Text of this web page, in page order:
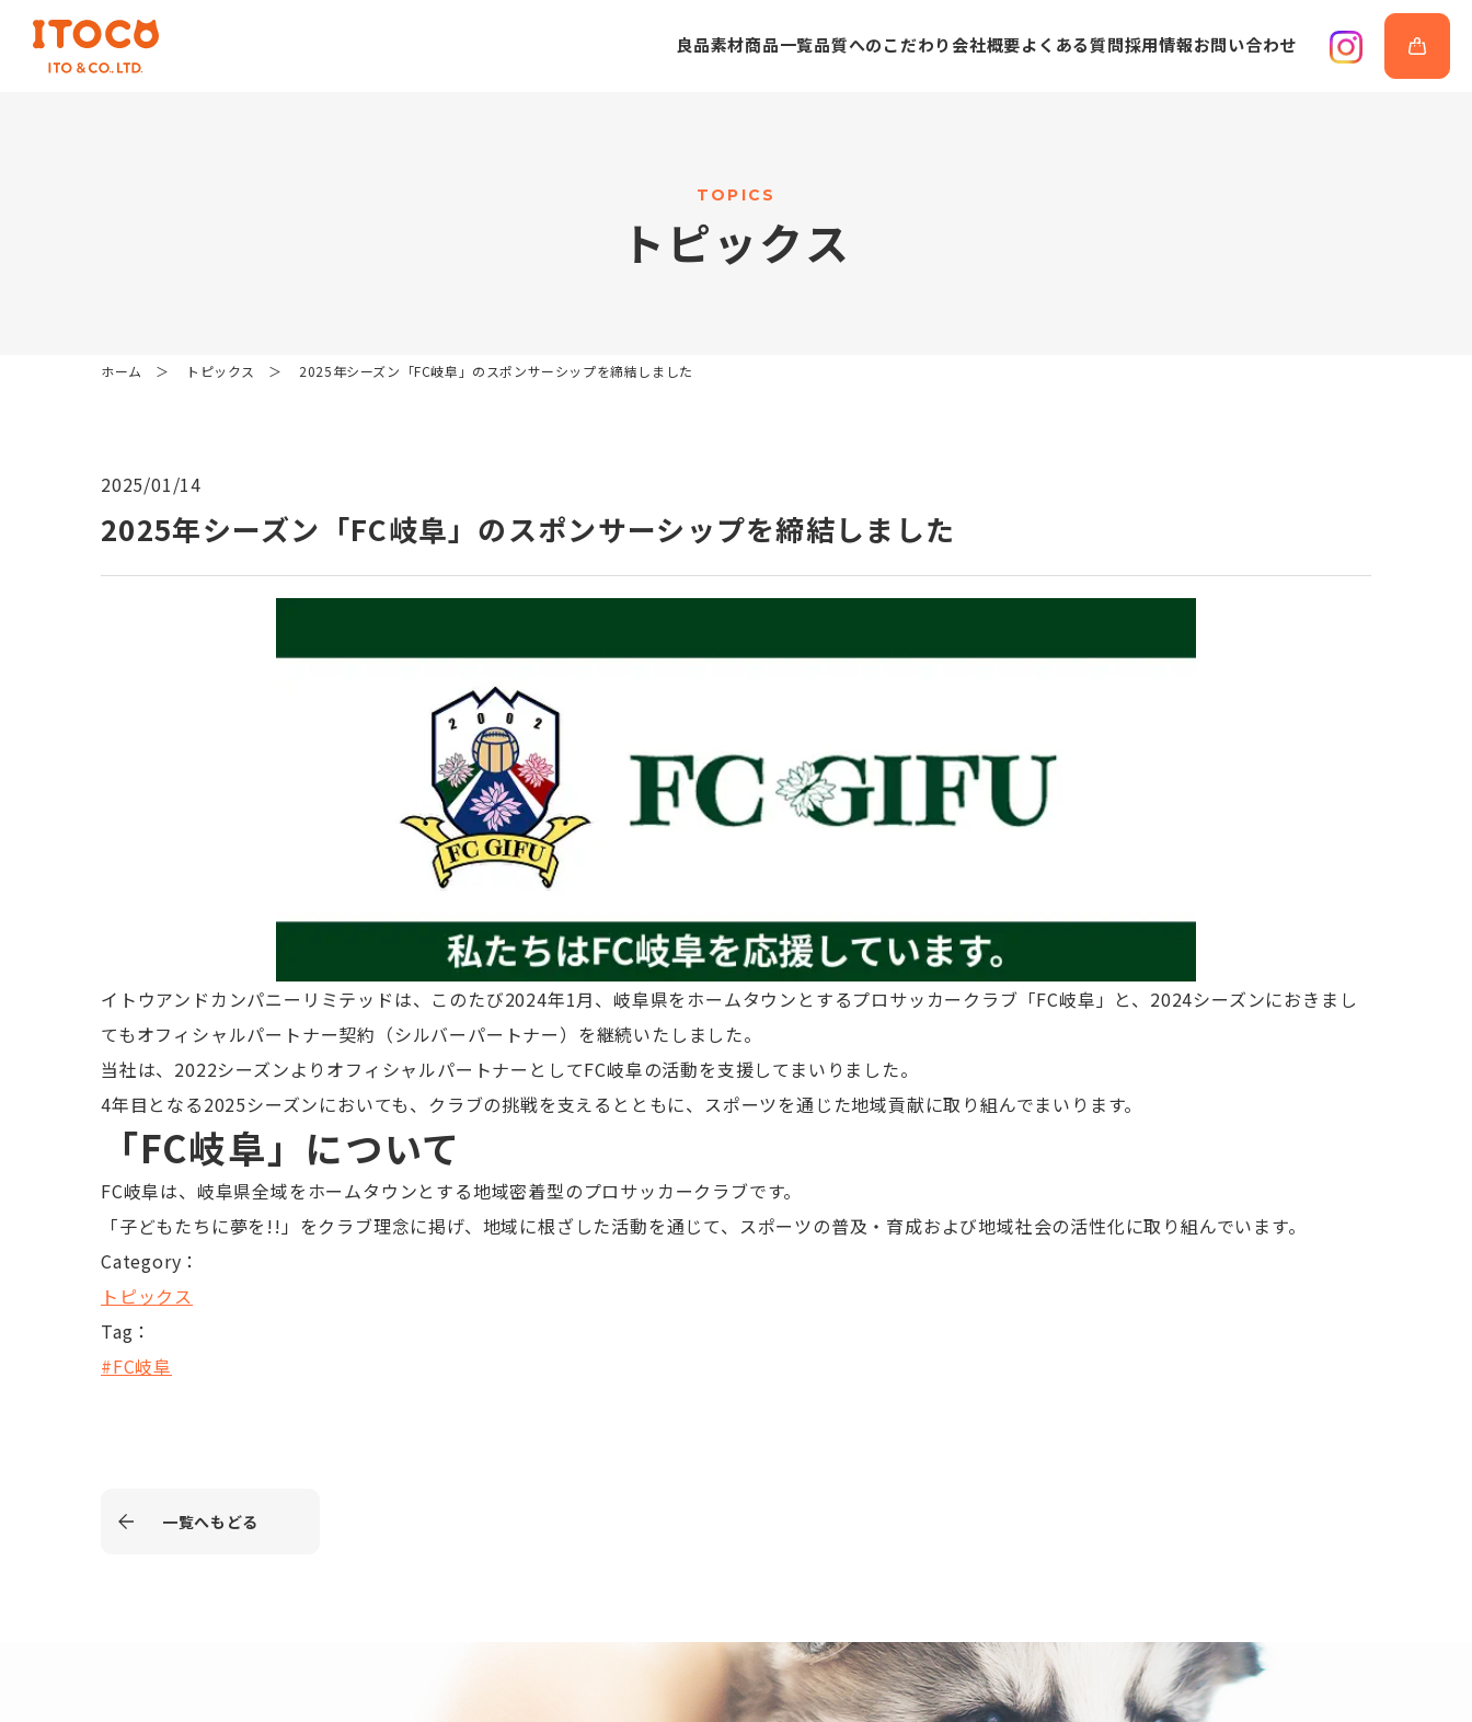
良品素材商品一覧品質へのこだわり 会社概要よくある質問採用情報お問い合わせ
T O P IC S
ト ピックス
ホーム トピックス 2025年シーズン「FC岐阜」のスポンサーシップを締結しました
2025/01/14
2025年シーズン「FC岐阜」のスポンサーシップを締結しました
イトウアンドカンパニーリミテッドは、このたび2024年1月、岐阜県をホームタウンとするプロサッカークラブ「FC岐阜」と、2024シーズンにおきまし
てもオフィシャルパートナー契約（シルバーパートナー）を継続いたしました。
当社は、2022シーズンよりオフィシャルパートナーとしてFC岐阜の活動を支援してまいりました。
4年目となる2025シーズンにおいても、クラブの挑戦を支えるとともに、スポーツを通じた地域貢献に取り組んでまいります。
「FC岐阜」について
FC岐阜は、岐阜県全域をホームタウンとする地域密着型のプロサッカークラブです。
「子どもたちに夢を!!」をクラブ理念に掲げ、地域に根ざした活動を通じて、スポーツの普及・育成および地域社会の活性化に取り組んでいます。
Category：
トピックス
Tag：
#FC岐阜
一覧へもどる